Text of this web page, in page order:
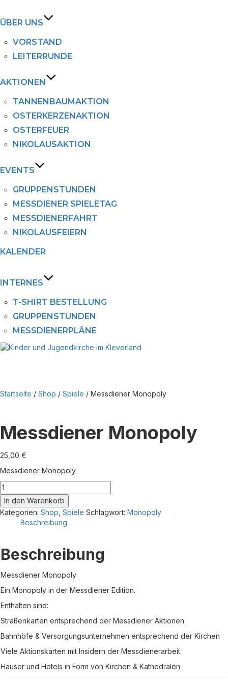
ÜBER UNS
VORSTAND
LEITERRUNDE
AKTIONEN
TANNENBAUMAKTION
OSTERKERZENAKTION
OSTERFEUER
NIKOLAUSAKTION
EVENTS
GRUPPENSTUNDEN
MESSDIENER SPIELETAG
MESSDIENERFAHRT
NIKOLAUSFEIERN
KALENDER
INTERNES
T-SHIRT BESTELLUNG
GRUPPENSTUNDEN
MESSDIENERPLÄNE
Zu
Startseite / Shop / Spiele / Messdiener Monopoly
Messdiener Monopoly
25,00 €
Messdiener Monopoly
Messdiener
Monopoly
Menge
In den Warenkorb
Kategorien: Shop Spiele Schlagwort: Monopoly
Beschreibung
Beschreibung
Messdiener Monopoly
Ein Monopoly in der Messdiener Edition.
Enthalten sind:
Straßenkarten entsprechend der Messdiener Aktionen
Bahnhöfe & Versorgungsunternehmen entsprechend der Kirchen
Viele Aktionskarten mit Insidern der Messdienerarbeit.
Häuser und Hotels in Form von Kirchen & Kathedralen